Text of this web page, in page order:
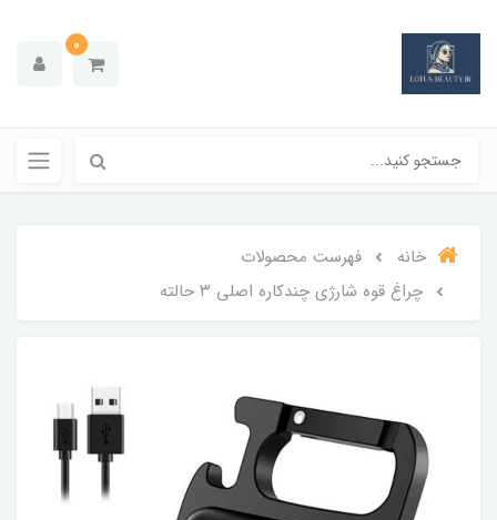
0
خانه
فهرست محصولات
چراغ قوه شارژی چندکاره اصلی ۳ حالته